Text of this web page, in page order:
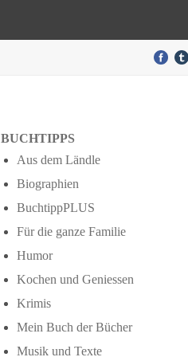
BUCHTIPPS
Aus dem Ländle
Biographien
BuchtippPLUS
Für die ganze Familie
Humor
Kochen und Geniessen
Krimis
Mein Buch der Bücher
Musik und Texte